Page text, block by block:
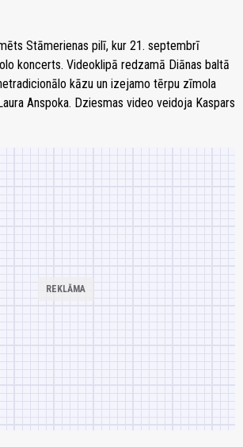
Stāmerienas pilī, kur 21. septembrī
koncerts. Videoklipā redzamā Diānas baltā
kāzu un izejamo tērpu zīmola
Anspoka. Dziesmas video veidoja Kaspars